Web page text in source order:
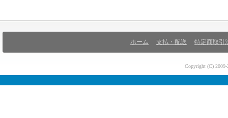
ホーム 支払・配送 特定商取引
Copyright (C)